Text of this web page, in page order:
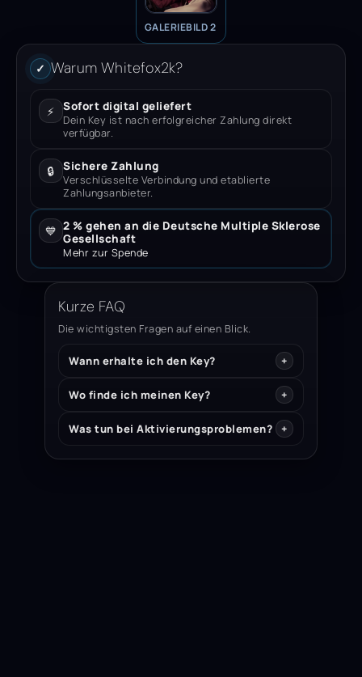
GALERIEBILD 2
✓ Warum Whitefox2k?
⚡ Sofort digital geliefert
Dein Key ist nach erfolgreicher Zahlung direkt
verfügbar.
🔒 Sichere Zahlung
Verschlüsselte Verbindung und etablierte
Zahlungsanbieter.
💙 2 % gehen an die Deutsche Multiple Sklerose
Gesellschaft
Mehr zur Spende
Kurze FAQ
Die wichtigsten Fragen auf einen Blick.
Wann erhalte ich den Key?
Wo finde ich meinen Key?
Was tun bei Aktivierungsproblemen?